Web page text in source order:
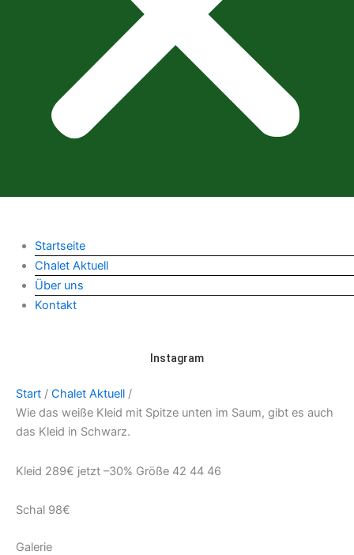
Startseite
Chalet Aktuell
Über uns
Kontakt
Instagram
Start / Chalet Aktuell /
Wie das weiße Kleid mit Spitze unten im Saum, gibt es auch
das Kleid in Schwarz.
Kleid 289€ jetzt –30% Größe 42 44 46
Schal 98€
Galerie